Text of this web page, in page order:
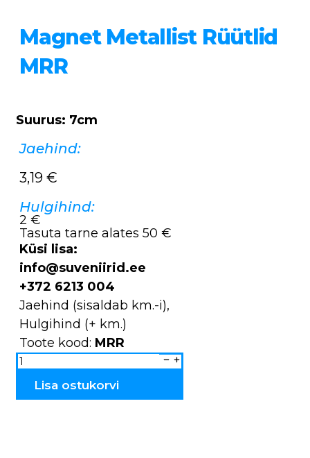
Magnet Metallist Rüütlid
MRR
Suurus: 7cm
Jaehind:
3,19 €
Hulgihind:
2 €
Tasuta tarne alates 50 €
Küsi lisa:
info@suveniirid.ee
+372 6213 004
Jaehind (sisaldab km.-i),
Hulgihind (+ km.)
Toote kood: MRR
Magnet
metallist
Rüütlid
Lisa ostukorvi